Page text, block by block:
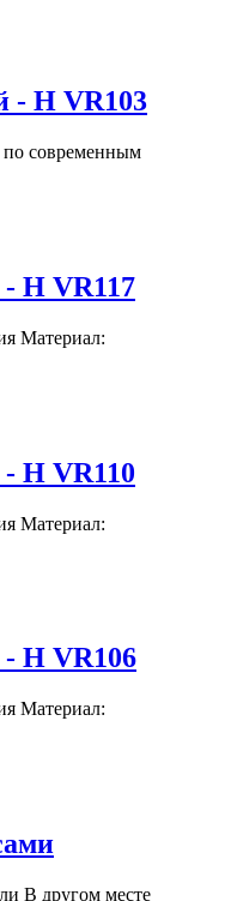
- Н VR103
по современным
- Н VR117
Материал:
- Н VR110
Материал:
- Н VR106
Материал:
В другом месте